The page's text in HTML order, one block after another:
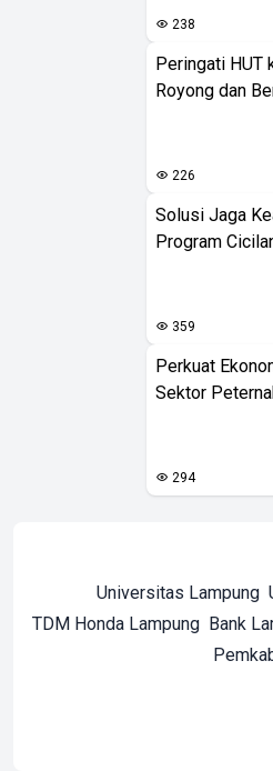
238
Peringati HUT
Royong dan
226
Solusi Jaga
Program
359
Perkuat
Sektor
294
Universitas Lampung
TDM Honda Lampung Bank